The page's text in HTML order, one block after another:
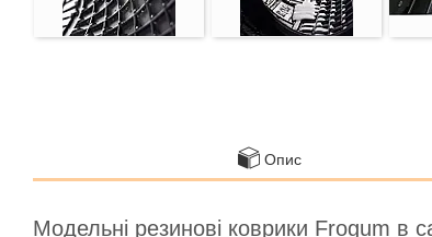
Опис
Модельні резинові коврики Frogum в